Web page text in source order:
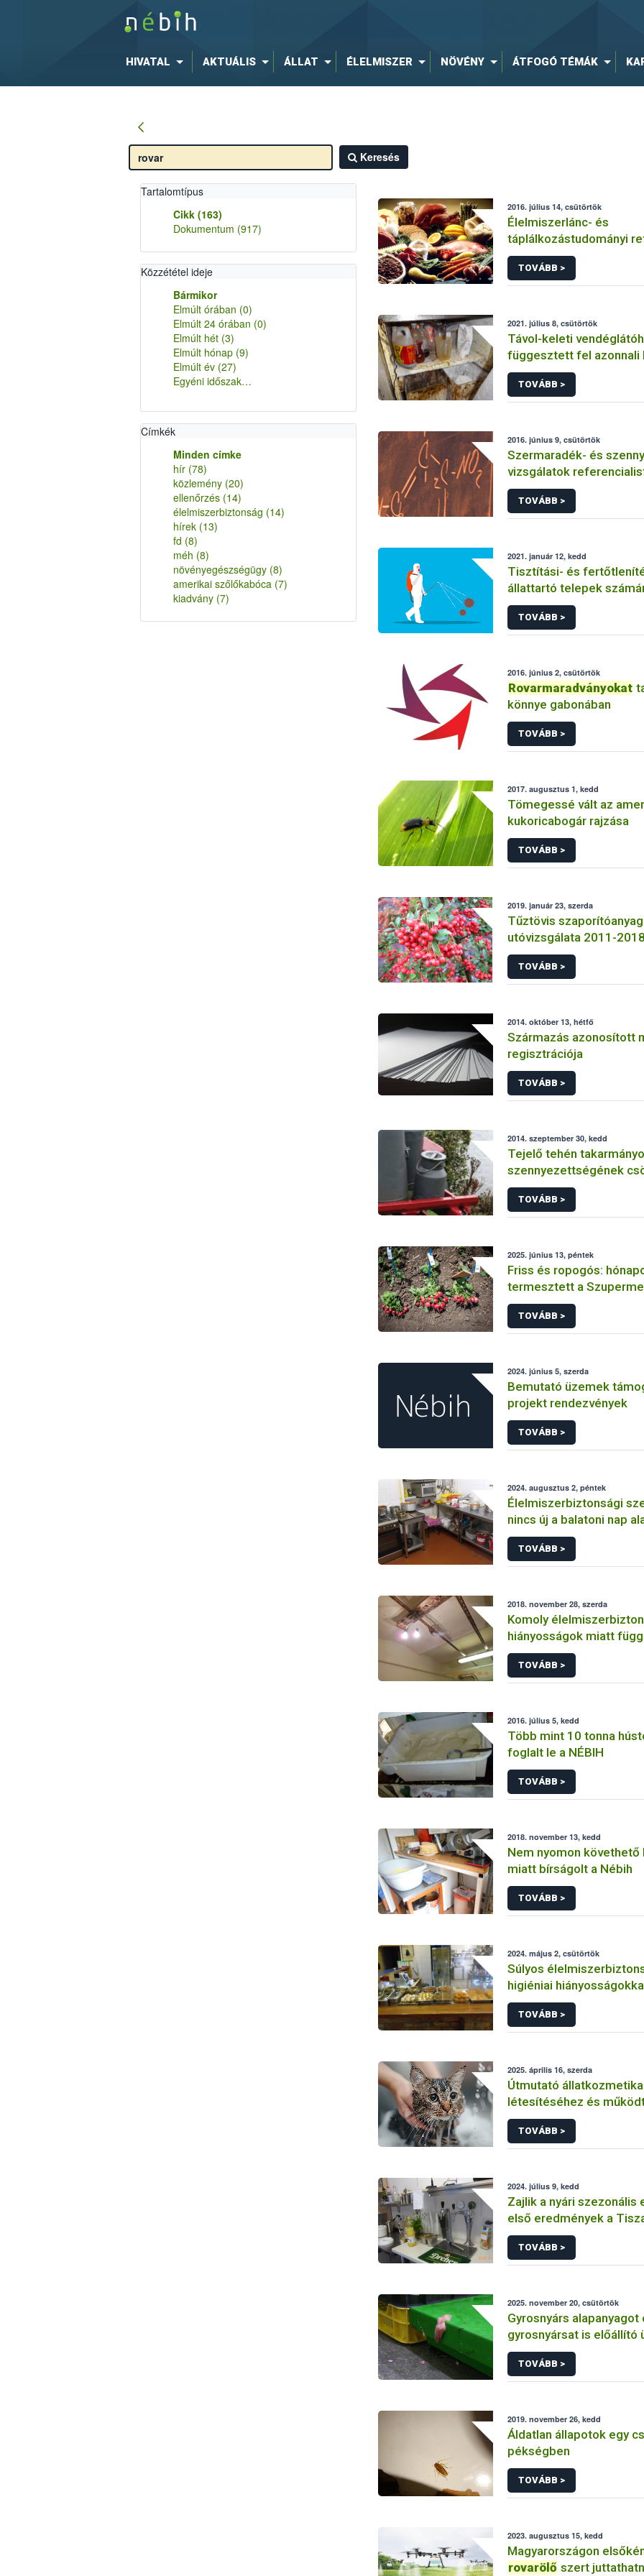
HIVATAL AKTUÁLIS ÁLLAT ÉLELMISZER NÖVÉNY ÁTFOGÓ TÉMÁK
Keresés
Tartalomtípus
Cikk (163)
Dokumentum (917)
Közzététel ideje
Bármikor
Elmúlt órában (0)
Elmúlt 24 órában (0)
Elmúlt hét (3)
Elmúlt hónap (9)
Elmúlt év (27)
Egyéni időszak…
Címkék
Minden címke
hír (78)
közlemény (20)
ellenőrzés (14)
élelmiszerbiztonság (14)
hírek (13)
fd (8)
méh (8)
növényegészségügy (8)
amerikai szőlőkabóca (7)
kiadvány (7)
2016. július 14, csütörtök
Élelmiszerlánc- és
táplálkozástudományi
TOVÁBB >
2021. július 8, csütörtök
Távol-keleti
függesztett fel azonnali
Nébih
TOVÁBB >
2016. június 9, csütörtök
Szermaradék- és
vizsgálatok
TOVÁBB >
2021. január 12, kedd
Tisztítási- és
állattartó telepek
TOVÁBB >
2016. június 2, csütörtök
Rovarmaradványokat
könnye gabonában
TOVÁBB >
2017. augusztus 1, kedd
Tömegessé vált az
kukoricabogár rajzása
TOVÁBB >
2019. január 23, szerda
Tűztövis
utóvizsgálata 2011-
TOVÁBB >
2014. október 13, hétfő
Származás azonosított
regisztrációja
TOVÁBB >
2014. szeptember 30, kedd
Tejelő tehén
szennyezettségének
lehetőségei
TOVÁBB >
2025. június 13, péntek
Friss és ropogós:
termesztett a
szarvasi Növényfajta-
Állomáson
TOVÁBB >
2024. június 5, szerda
Bemutató üzemek
projekt rendezvények
TOVÁBB >
2024. augusztus 2, péntek
Élelmiszerbiztonsági
nincs új a balatoni nap
TOVÁBB >
2018. november 28, szerda
Komoly
hiányosságok miatt
a Nébih egy fővárosi
működését
TOVÁBB >
2016. július 5, kedd
Több mint 10 tonna
foglalt le a NÉBIH
TOVÁBB >
2018. november 13, kedd
Nem nyomon követhető
miatt bírságolt a Nébih
TOVÁBB >
2024. május 2, csütörtök
Súlyos
higiéniai
egy fővárosi
Nébih
TOVÁBB >
2025. április 16, szerda
Útmutató állatkozmetika
létesítéséhez és
TOVÁBB >
2024. július 9, kedd
Zajlik a nyári szezonális
első eredmények a
vendéglátóhelyekről
TOVÁBB >
2025. november 20, csütörtök
Gyrosnyárs alapanyagot
gyrosnyársat is előállító
ellenőrzött a Nébih – egy
működését azonnal
TOVÁBB >
2019. november 26, kedd
Áldatlan állapotok egy
pékségben
TOVÁBB >
2023. augusztus 15, kedd
Magyarországon
rovarölő szert